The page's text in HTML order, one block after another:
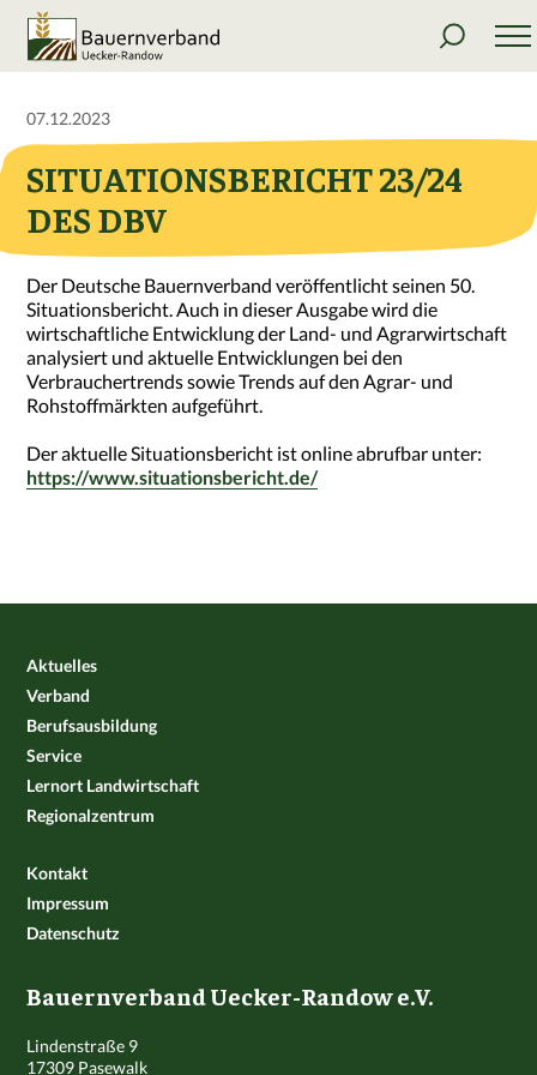
07.12.2023
SITUATIONSBERICHT 23/24
DES DBV
Der Deutsche Bauernverband veröffentlicht seinen 50.
Situationsbericht. Auch in dieser Ausgabe wird die
wirtschaftliche Entwicklung der Land- und Agrarwirtschaft
analysiert und aktuelle Entwicklungen bei den
Verbrauchertrends sowie Trends auf den Agrar- und
Rohstoffmärkten aufgeführt.
Der aktuelle Situationsbericht ist online abrufbar unter:
https://www.situationsbericht.de/
Aktuelles
Verband
Berufsausbildung
Service
Lernort Landwirtschaft
Regionalzentrum
Kontakt
Impressum
Datenschutz
Bauernverband Uecker-Randow e.V.
Lindenstraße 9
17309 Pasewalk